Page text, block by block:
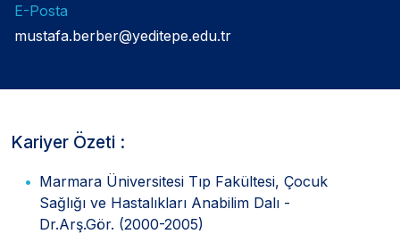
E-Posta
mustafa.berber@yeditepe.edu.tr
Kariyer Özeti :
Marmara Üniversitesi Tıp Fakültesi, Çocuk
Sağlığı ve Hastalıkları Anabilim Dalı -
Dr.Arş.Gör. (2000-2005)